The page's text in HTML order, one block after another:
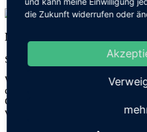
Neue BFD-Freiwillige
Seit Mai ergänzt Lena unser Team!
Wir freuen uns sehr, dass wir wieder
die uns bei unseren Büroaufgaben
Gruppenangeboten unterstützt.
vorbei.
die Zukunft widerrufen oder